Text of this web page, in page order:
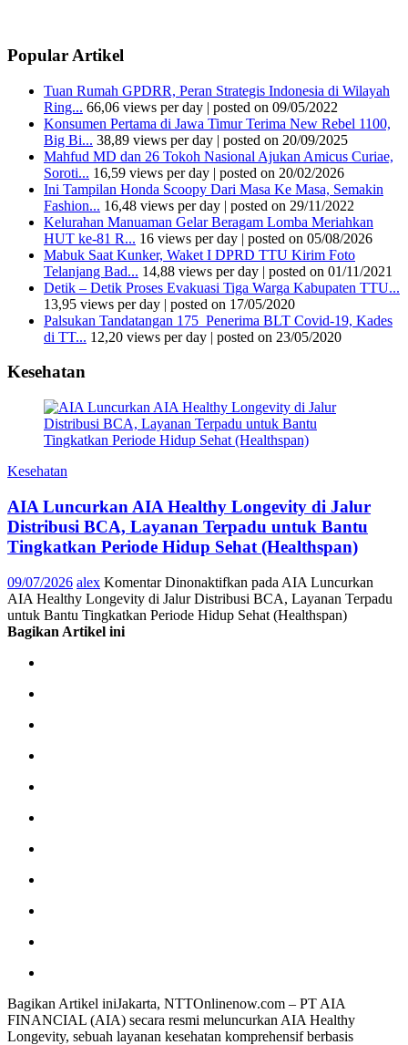
Popular Artikel
Tuan Rumah GPDRR, Peran Strategis Indonesia di Wilayah
Ring... 66,06 views per day | posted on 09/05/2022
Konsumen Pertama di Jawa Timur Terima New Rebel 1100,
Big Bi... 38,89 views per day | posted on 20/09/2025
Mahfud MD dan 26 Tokoh Nasional Ajukan Amicus Curiae,
Soroti... 16,59 views per day | posted on 20/02/2026
Ini Tampilan Honda Scoopy Dari Masa Ke Masa, Semakin
Fashion... 16,48 views per day | posted on 29/11/2022
Kelurahan Manuaman Gelar Beragam Lomba Meriahkan
HUT ke-81 R... 16 views per day | posted on 05/08/2026
Mabuk Saat Kunker, Waket I DPRD TTU Kirim Foto
Telanjang Bad... 14,88 views per day | posted on 01/11/2021
Detik – Detik Proses Evakuasi Tiga Warga Kabupaten TTU...
13,95 views per day | posted on 17/05/2020
Palsukan Tandatangan 175 Penerima BLT Covid-19, Kades
di TT... 12,20 views per day | posted on 23/05/2020
Kesehatan
Kesehatan
AIA Luncurkan AIA Healthy Longevity di Jalur
Distribusi BCA, Layanan Terpadu untuk Bantu
Tingkatkan Periode Hidup Sehat (Healthspan)
09/07/2026 alex Komentar Dinonaktifkan pada AIA Luncurkan
AIA Healthy Longevity di Jalur Distribusi BCA, Layanan Terpadu
untuk Bantu Tingkatkan Periode Hidup Sehat (Healthspan)
Bagikan Artikel ini
Bagikan Artikel iniJakarta, NTTOnlinenow.com – PT AIA
FINANCIAL (AIA) secara resmi meluncurkan AIA Healthy
Longevity, sebuah layanan kesehatan komprehensif berbasis